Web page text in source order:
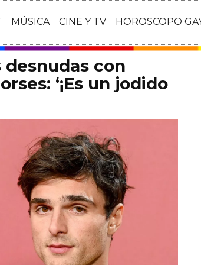
MÚSICA CINE Y TV HOROSCOPO
desnudas con
‘¡Es un jodido